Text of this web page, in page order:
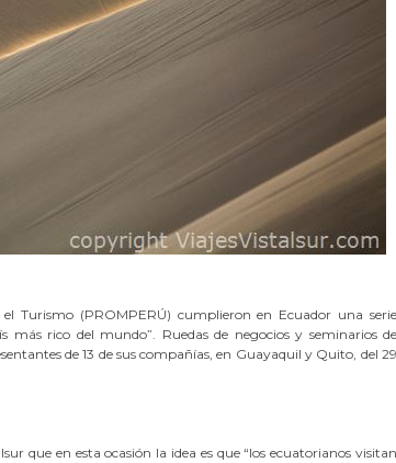
Turismo (PROMPERÚ) cumplieron en Ecuador una serie
más rico del mundo”. Ruedas de negocios y seminarios de
de 13 de sus compañías, en Guayaquil y Quito, del 29
que en esta ocasión la idea es que “los ecuatorianos visitan